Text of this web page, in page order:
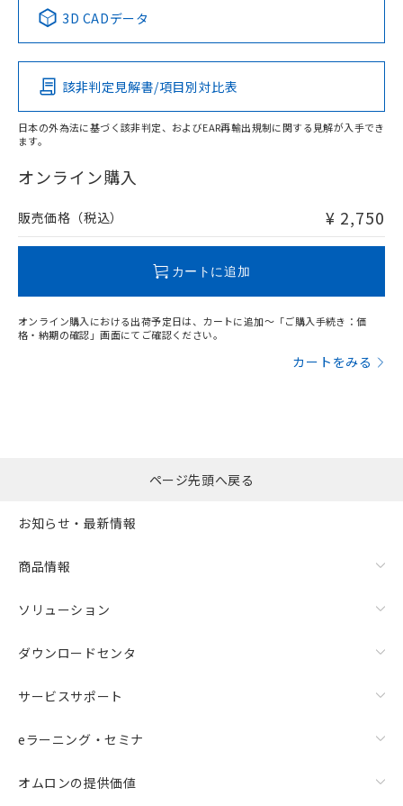
Pb Hg Cd Cr(VI)
O
在庫等で未対応品が混在する可能性があります。
問い合わせください。
この製品の規格認証/適合状況ページへ
その他の認証はこちらのページからご検索ください
3D CADデータ
該非判定見解書/項目別対比表
日本の外為法に基づく該非判定、およびEAR再輸出規制に関する見解が入手でき
ます。
オンライン購入
販売価格（税込） ¥ 2,750
カートに追加
オンライン購入における出荷予定日は、カートに追加～「ご購入手続き：価
格・納期の確認」画面にてご確認ください。
カートをみる
ページ先頭へ戻る
お知らせ・最新情報
商品情報
ソリューション
ダウンロードセンタ
サービスサポート
eラーニング・セミナ
オムロンの提供価値